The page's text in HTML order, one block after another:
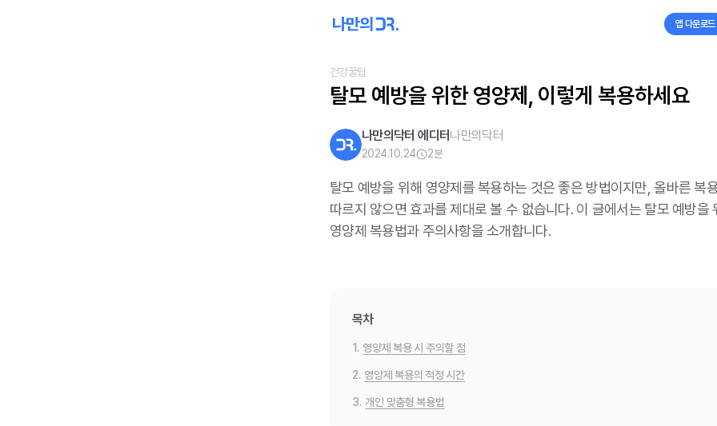
앱 다운로드
건강꿀팁
탈모 예방을 위한 영양제, 이렇게 복용하세요
나만의닥터 에디터나만의닥터
2024.10.24 2분
탈모 예방을 위해 영양제를 복용하는 것은 좋은 방법이지만, 올바른 복
따르지 않으면 효과를 제대로 볼 수 없습니다. 이 글에서는 탈모 예방을
영양제 복용법과 주의사항을 소개합니다.
목차
1. 영양제 복용 시 주의할 점
2. 영양제 복용의 적정 시간
3. 개인 맞춤형 복용법